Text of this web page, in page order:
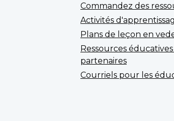
Commandez des
Activités
Plans de leçon en
Ressources
partenaires
Courriels pour les